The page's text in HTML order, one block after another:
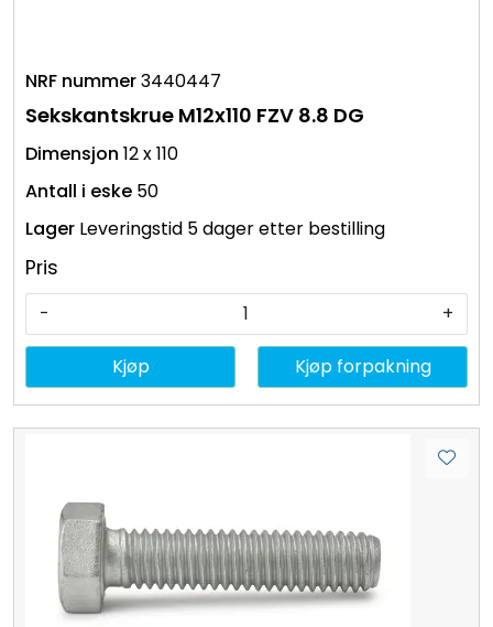
3440447
Sekskantskrue M12x110 FZV 8.8 DG
12 x 110
50
Leveringstid 5 dager etter bestilling
Pris
- +
Kjøp Kjøp forpakning